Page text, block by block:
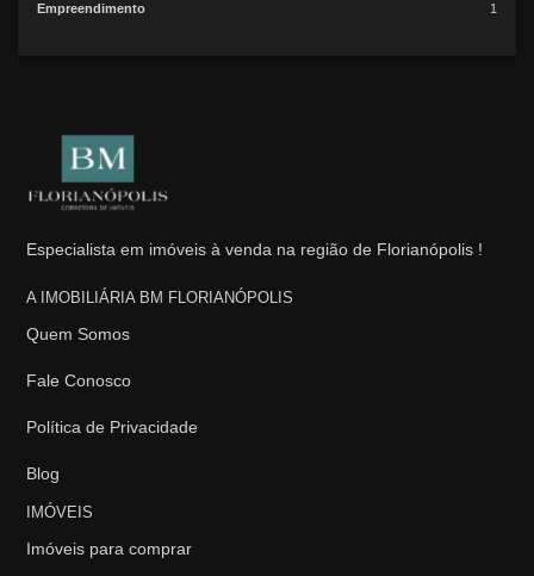
Empreendimento 1
Especialista em imóveis à venda na região de Florianópolis !
A IMOBILIÁRIA BM FLORIANÓPOLIS
Quem Somos
Fale Conosco
Política de Privacidade
Blog
IMÓVEIS
Imóveis para comprar